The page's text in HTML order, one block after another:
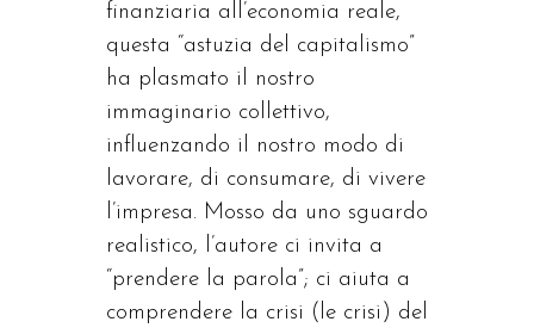
finanziaria all’economia reale,
questa “astuzia del capitalismo”
ha plasmato il nostro
immaginario collettivo,
influenzando il nostro modo di
lavorare, di consumare, di vivere
l’impresa. Mosso da uno sguardo
realistico, l’autore ci invita a
“prendere la parola”; ci aiuta a
comprendere la crisi (le crisi) del